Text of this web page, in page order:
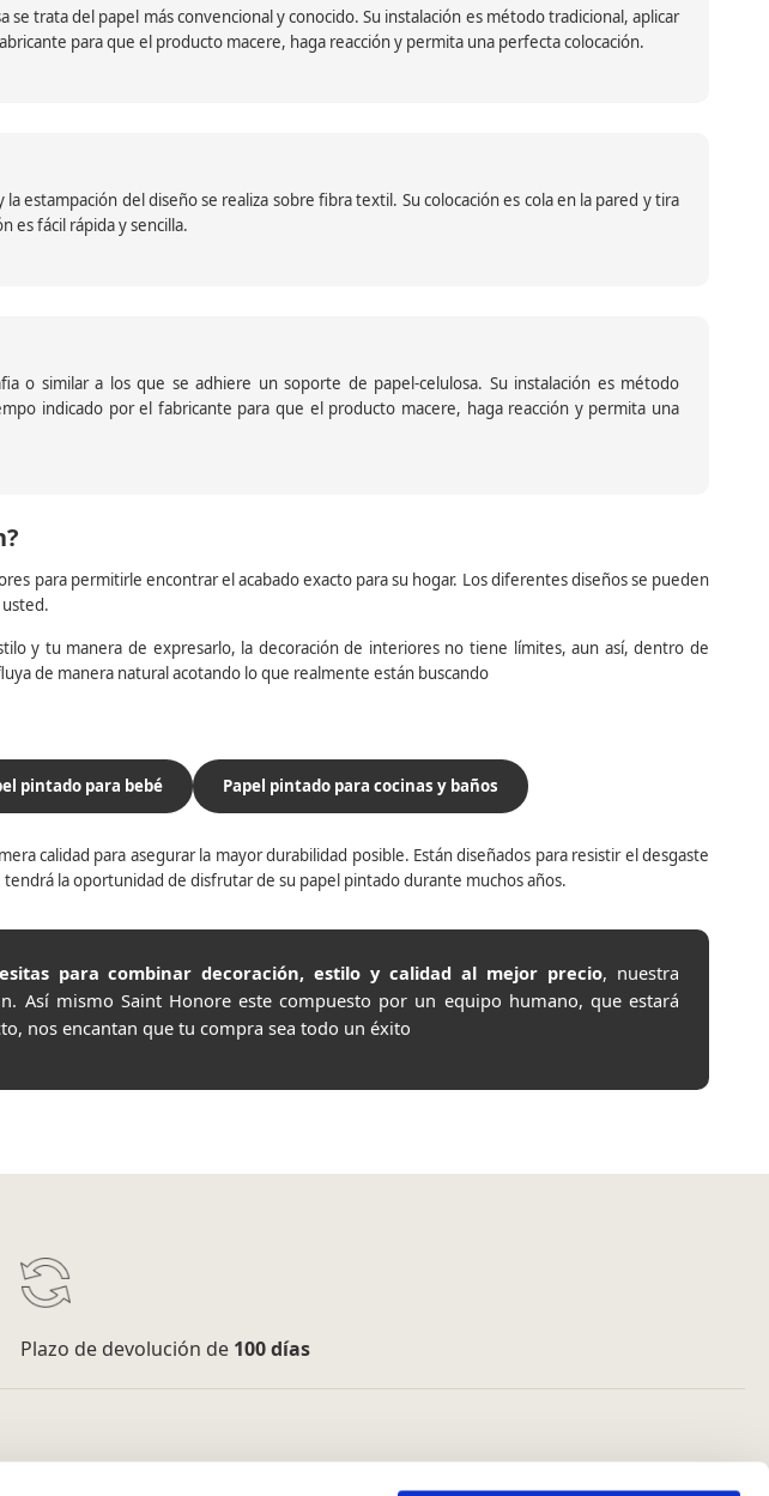
trata del papel más convencional y conocido. Su instalación es método tradicional, aplicar
para que el producto macere, haga reacción y permita una perfecta colocación.
estampación del diseño se realiza sobre fibra textil. Su colocación es cola en la pared y tira
es fácil rápida y sencilla.
o similar a los que se adhiere un soporte de papel-celulosa. Su instalación es método
indicado por el fabricante para que el producto macere, haga reacción y permita una
para permitirle encontrar el acabado exacto para su hogar. Los diferentes diseños se pueden
y tu manera de expresarlo, la decoración de interiores no tiene límites, aun así, dentro de
de manera natural acotando lo que realmente están buscando
pintado para bebé Papel pintado para cocinas y baños
calidad para asegurar la mayor durabilidad posible. Están diseñados para resistir el desgaste
la oportunidad de disfrutar de su papel pintado durante muchos años.
para combinar decoración, estilo y calidad al mejor precio, nuestra
Así mismo Saint Honore este compuesto por un equipo humano, que estará
nos encantan que tu compra sea todo un éxito
Plazo de devolución de 100 días